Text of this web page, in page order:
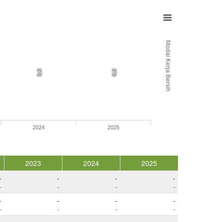
Modal Kerja Bersih
0,0 0,0
0,0 0,0
2024 2025
2023 2024
2025
-
-
-
-
-
-
-
-
-
-
-
-
-
-